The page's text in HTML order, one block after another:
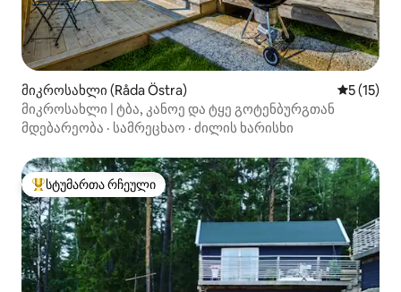
მიკროსახლი (Råda Östra) საშუალო
5 (15)
მიკროსახლი | ტბა, კანოე და ტყე გოტენბურგთან
მდებარეობა · სამრეცხაო · ძილის ხარისხი
სტუმართა რჩეული მოწინავე ვარიანტი
სტუმართა რჩეული